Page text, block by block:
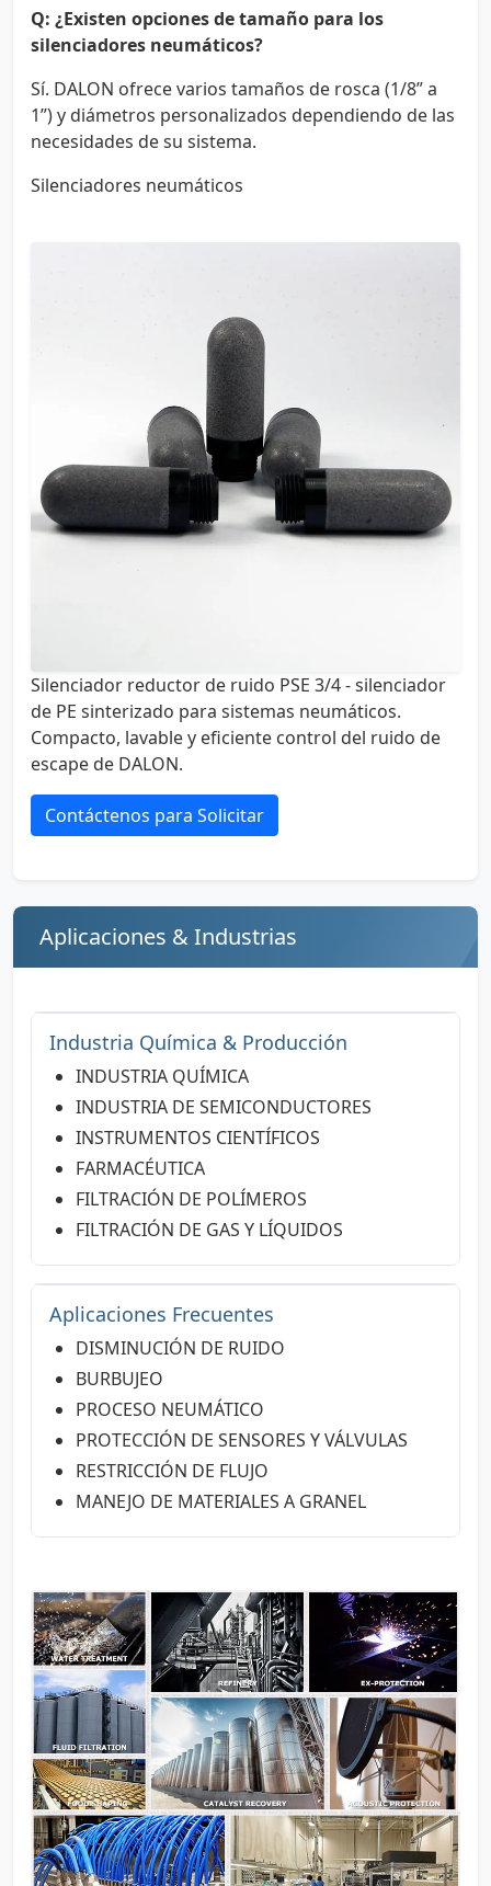
Q: ¿Existen opciones de tamaño para los
silenciadores neumáticos?
Sí. DALON ofrece varios tamaños de rosca (1/8” a
1”) y diámetros personalizados dependiendo de las
necesidades de su sistema.
Silenciadores neumáticos
Silenciador reductor de ruido PSE 3/4 - silenciador
de PE sinterizado para sistemas neumáticos.
Compacto, lavable y eficiente control del ruido de
escape de DALON.
Contáctenos para Solicitar
Aplicaciones & Industrias
Industria Química & Producción
INDUSTRIA QUÍMICA
INDUSTRIA DE SEMICONDUCTORES
INSTRUMENTOS CIENTÍFICOS
FARMACÉUTICA
FILTRACIÓN DE POLÍMEROS
FILTRACIÓN DE GAS Y LÍQUIDOS
Aplicaciones Frecuentes
DISMINUCIÓN DE RUIDO
BURBUJEO
PROCESO NEUMÁTICO
PROTECCIÓN DE SENSORES Y VÁLVULAS
RESTRICCIÓN DE FLUJO
MANEJO DE MATERIALES A GRANEL